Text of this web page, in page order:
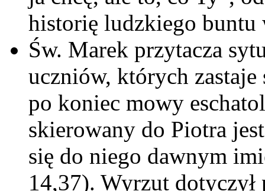
historię ludzkiego buntu
Św. Marek przytacza
uczniów, których zastaje
po koniec mowy
skierowany do Piotra
się do niego dawnym
14,37). Wyrzut